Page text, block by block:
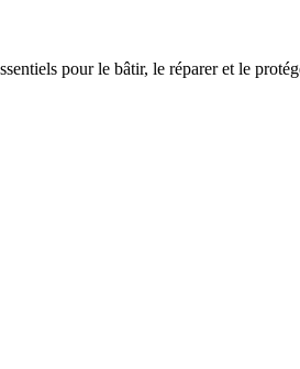
pour le bâtir, le réparer et le